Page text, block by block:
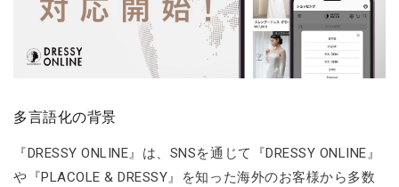
多言語化の背景
『DRESSY ONLINE』は、SNSを通じて『DRESSY ONLINE』
や『PLACOLE & DRESSY』を知った海外のお客様から多数